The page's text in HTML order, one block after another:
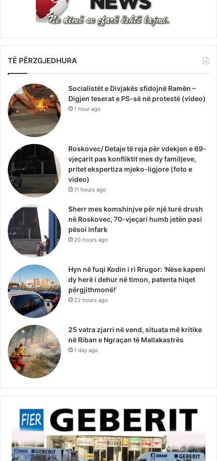
TË PËRZGJEDHURA
Socialistët e Divjakës sfidojnë Ramën –
Digjen teserat e PS-së në protestë (video)
1 hour ago
Roskovec/ Detaje të reja për vdekjen e 69-
vjeçarit pas konfliktit mes dy familjeve,
pritet ekspertiza mjeko-ligjore (foto e
video)
11 hours ago
Sherr mes komshinjve për një turë drush
në Roskovec, 70-vjeçari humb jetën pasi
pësoi infark
20 hours ago
Hyn në fuqi Kodin i ri Rrugor: ‘Nëse kapeni
dy herë i dehur në timon, patenta hiqet
përgjithmonë!’
22 hours ago
25 vatra zjarri në vend, situata më kritike
në Riban e Ngraçan të Mallakastrës
1 day ago